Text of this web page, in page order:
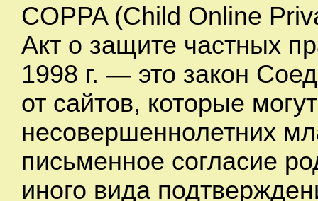
COPPA (Child Online
Акт о защите частных
1998 г. — это закон
от сайтов, которые
несовершеннолетних
письменное согласие
иного вида